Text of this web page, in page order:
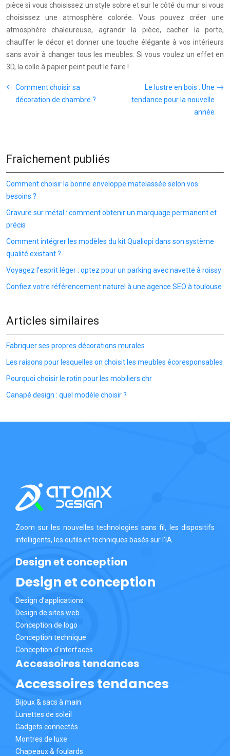
pièce si vous choisissez un style sobre et sur le côté du mur si vous
choisissez une atmosphère colorée. Vous pouvez créer une
atmosphère chaleureuse, agrandir la pièce, cacher la porte,
chauffer le décor et donner une touche élégante à vos intérieurs
sans avoir à changer tous les meubles. Si vous voulez un effet en
3D, la colle à papier peint peut le faire !
Comment choisir sa
décoration de chambre ?
Le lustre en bois : Une
tendance pour la nouvelle
année
Fraîchement publiés
Comment choisir la bonne enveloppe matelassée selon vos
besoins ?
Gravure sur métal : comment obtenir un marquage permanent et
précis
Comment intégrer les modèles du kit Qualiopi dans son système
qualité existant ?
Voyagez l’esprit léger : optez pour un parking avec navette à roissy
Confiez votre référencement naturel à une agence SEO à toulouse
Articles similaires
Fabriquer ses propres décorations murales
Les raisons pour lesquelles on choisit les meubles écoresponsables
Pourquoi choisir le rotin pour les mobiliers chr
Canapé design : quel modèle choisir ?
Zoom sur les nouvelles technologies sans fil, les dispositifs
intelligents, les outils et techniques basés sur l’IA.
Design et conception
Design et conception
Design d’applications
Design de sites web
Conception de logo
Conception technique
Conception d’interfaces
Accessoires tendances
Accessoires tendances
Bijoux & sacs à main
Lunettes de soleil
Gadgets connectés
Montres de luxe
Chapeaux & foulards